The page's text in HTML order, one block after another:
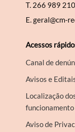
T. 266 989
E.geral@cm-
Acessos
Canal de
Avisos e
Localização
funcionamento
Aviso de